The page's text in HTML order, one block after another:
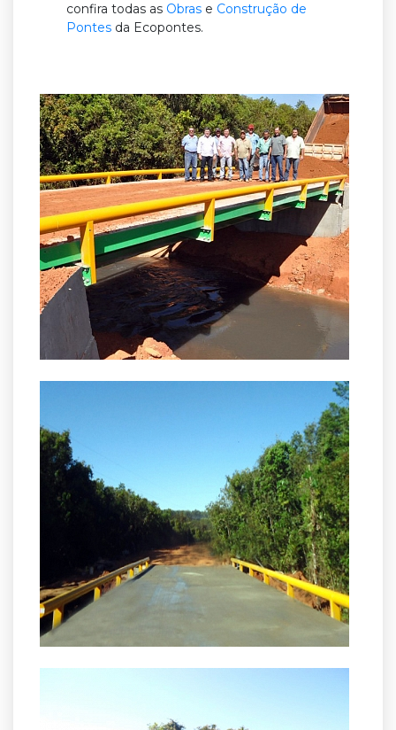
confira todas as Obras e Construção de
Pontes da Ecopontes.